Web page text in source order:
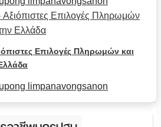
Επιλογές Πληρωμών και
limpanavongsanon